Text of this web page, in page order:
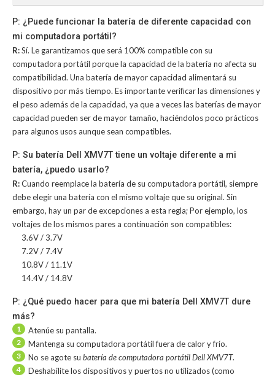
P: ¿Puede funcionar la batería de diferente capacidad con
mi computadora portátil?
R:Sí. Le garantizamos que será 100% compatible con su
computadora portátil porque la capacidad de la batería no afecta su
compatibilidad. Una batería de mayor capacidad alimentará su
dispositivo por más tiempo. Es importante verificar las dimensiones y
el peso además de la capacidad, ya que a veces las baterías de mayor
capacidad pueden ser de mayor tamaño, haciéndolos poco prácticos
para algunos usos aunque sean compatibles.
P: Su batería Dell XMV7T tiene un voltaje diferente a mi
batería, ¿puedo usarlo?
R:Cuando reemplace la batería de su computadora portátil, siempre
debe elegir una batería con el mismo voltaje que su original. Sin
embargo, hay un par de excepciones a esta regla; Por ejemplo, los
voltajes de los mismos pares a continuación son compatibles:
3.6V / 3.7V
7.2V / 7.4V
10.8V / 11.1V
14.4V / 14.8V
P: ¿Qué puedo hacer para que mi batería Dell XMV7T dure
más?
1 Atenúe su pantalla.
2 Mantenga su computadora portátil fuera de calor y frío.
3 No se agote su batería de computadora portátil Dell XMV7T.
4
Deshabilite los dispositivos y puertos no utilizados (como